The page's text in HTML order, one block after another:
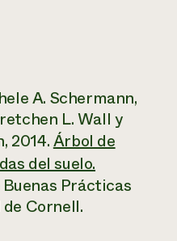
A. Schermann,
L. Wall y
2014.Árbol de
del suelo.
Prácticas
Cornell.